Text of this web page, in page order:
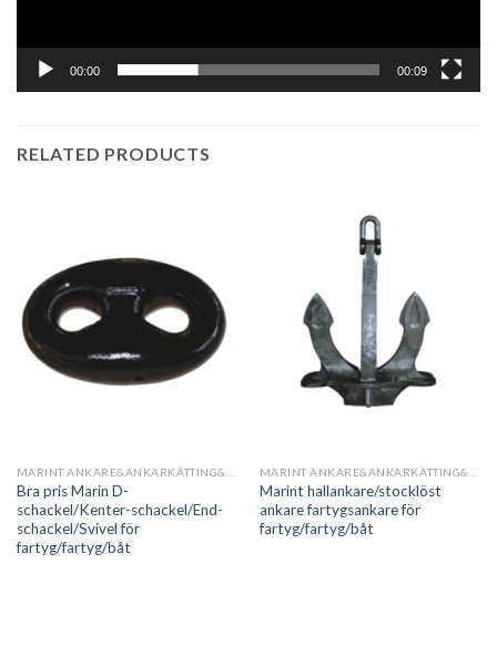
00:00 00:09
RELATED PRODUCTS
Bra pris Marin D-
schackel/Kenter-schackel/End-
schackel/Svivel för
fartyg/fartyg/båt
Marint hallankare/stocklöst
ankare fartygsankare för
fartyg/fartyg/båt